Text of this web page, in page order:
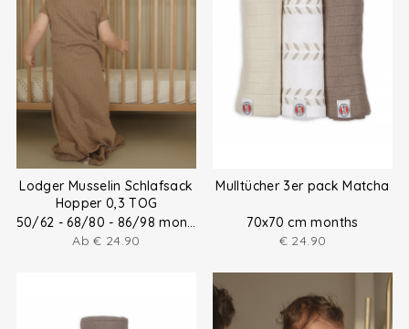
Lodger Musselin Schlafsack
Hopper 0,3 TOG
50/62 - 68/80 - 86/98 months
Ab€ 24.90
Mulltücher 3er pack Matcha
70x70 cm months
€ 24.90